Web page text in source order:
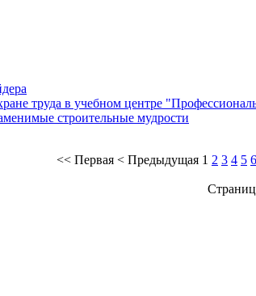
труда в учебном центре
строительные мудрости
<< Первая < Предыдущая 1 2 3 4 5 6